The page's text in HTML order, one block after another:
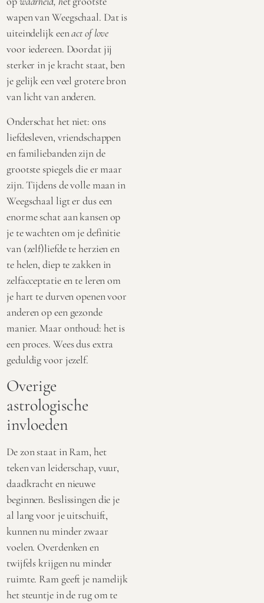
wapen van Weegschaal. Dat is
uiteindelijk eenact of love
voor iedereen. Doordat jij
sterker in je kracht staat, ben
je gelijk een veel grotere bron
van licht van anderen.
Onderschat het niet: ons
liefdesleven, vriendschappen
en familiebanden zijn de
grootste spiegels die er maar
zijn. Tijdens de volle maan in
Weegschaal ligt er dus een
enorme schat aan kansen op
je te wachten om je definitie
van (zelf)liefde te herzien en
te helen, diep te zakken in
zelfacceptatie en te leren om
je hart te durven openen voor
anderen op een gezonde
manier. Maar onthoud: het is
een proces. Wees dus extra
geduldig voor jezelf.
Overige
astrologische
invloeden
De zon staat in Ram, het
teken van leiderschap, vuur,
daadkracht en nieuwe
beginnen. Beslissingen die je
al lang voor je uitschuift,
kunnen nu minder zwaar
voelen. Overdenken en
twijfels krijgen nu minder
ruimte. Ram geeft je namelijk
het steuntje in de rug om te